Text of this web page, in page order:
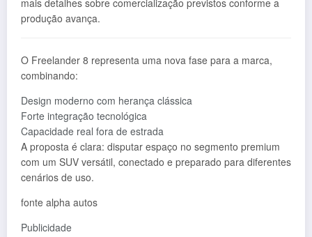
produção avança.
O Freelander 8 representa uma nova fase para a marca,
combinando:
Design moderno com herança clássica
Forte integração tecnológica
Capacidade real fora de estrada
A proposta é clara: disputar espaço no segmento premium
com um SUV versátil, conectado e preparado para diferentes
cenários de uso.
fonte alpha autos
Publicidade